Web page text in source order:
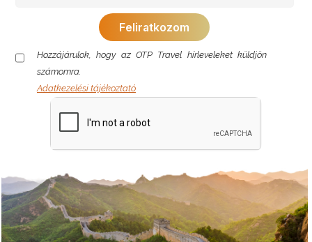
Hozzájárulok, hogy az OTP Travel hírleveleket küldjön
számomra.
Adatkezelési tájékoztató